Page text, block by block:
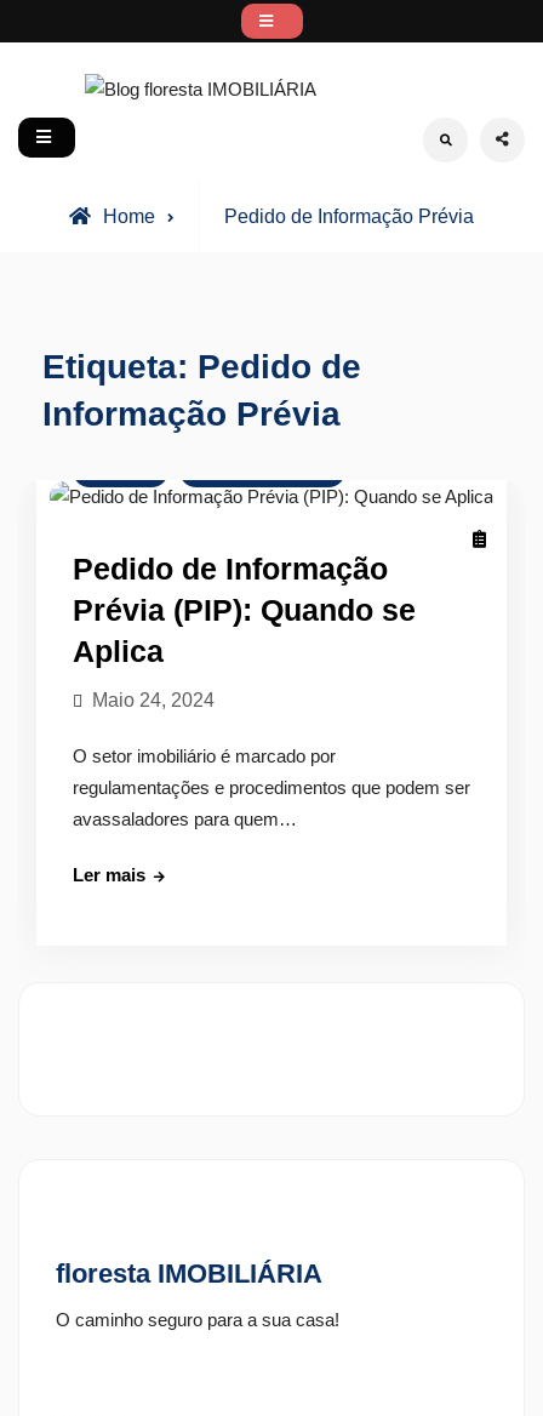
to
Blog floresta IMOBILIÁRIA Search social
Home
Posts
Pedido de Informação Prévia
Etiqueta: Pedido de
Informação Prévia
Pedido de Informação
Prévia (PIP): Quando se
Aplica
Maio 24, 2024
O setor imobiliário é marcado por
regulamentações e procedimentos que podem ser
avassaladores para quem…
Ler maisPedido
floresta IMOBILIÁRIA
O caminho seguro para a sua casa!